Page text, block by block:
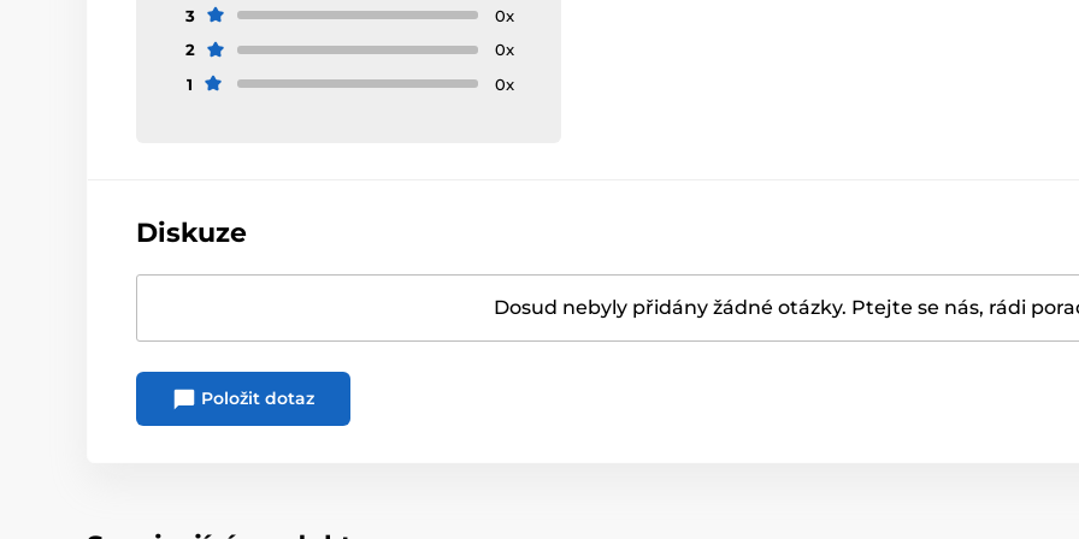
3
0x
2
0x
1
0x
Diskuze
Dosud nebyly přidány žádné otázky. Ptejte se nás, rádi
Položit dotaz